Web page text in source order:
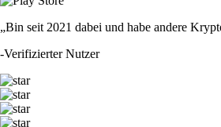
„Bin seit 2021 dabei und habe andere
-Verifizierter Nutzer